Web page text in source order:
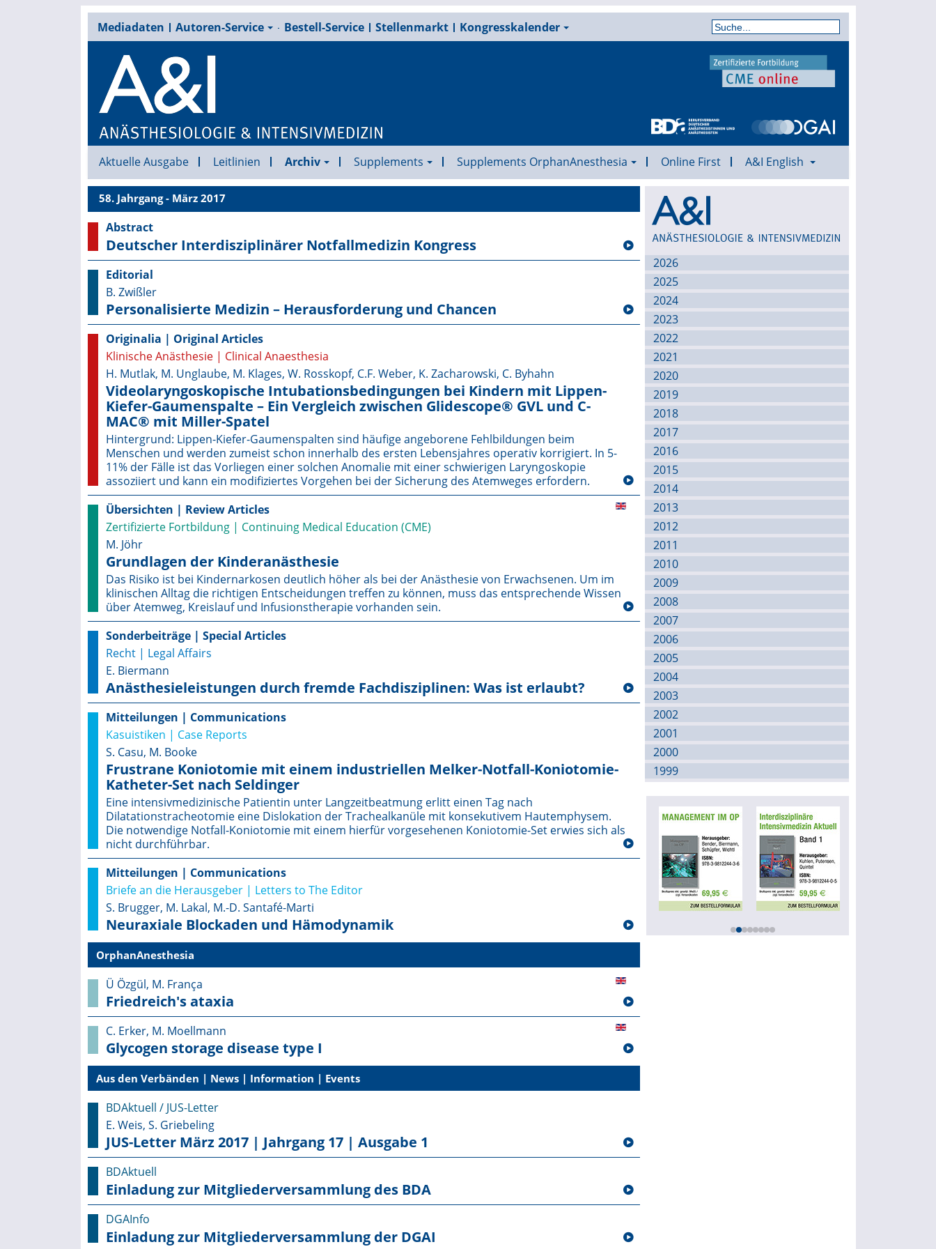
Mediadaten Autoren-Service Bestell-Service Stellenmarkt Kongresskalender
Aktuelle Ausgabe Leitlinien Archiv Supplements Supplements OrphanAnesthesia Online First A&I English
58. Jahrgang - März 2017
Abstract
Deutscher Interdisziplinärer Notfallmedizin Kongress
Editorial
B. Zwißler
Personalisierte Medizin – Herausforderung und Chancen
Originalia | Original Articles
Klinische Anästhesie | Clinical Anaesthesia
H. Mutlak, M. Unglaube, M. Klages, W. Rosskopf, C.F. Weber, K. Zacharowski, C. Byhahn
Videolaryngoskopische Intubationsbedingungen bei Kindern mit Lippen-
Kiefer-Gaumenspalte – Ein Vergleich zwischen Glidescope® GVL und C-
MAC® mit Miller-Spatel
Hintergrund: Lippen-Kiefer-Gaumen­spalten sind häufige angeborene Fehlbildungen beim
Menschen und werden zumeist schon innerhalb des ersten Lebensjahres operativ korrigiert. In 5-
11% der Fälle ist das Vorliegen einer solchen Anomalie mit einer schwierigen Laryngoskopie
assoziiert und kann ein modifiziertes Vorgehen bei der Sicherung des Atemweges erfordern.
Übersichten | Review Articles
Zertifizierte Fortbildung | Continuing Medical Education (CME)
M. Jöhr
Grundlagen der Kinder­anästhesie
Das Risiko ist bei Kindernarkosen deutlich höher als bei der Anästhesie von Erwachsenen. Um im
klinischen Alltag die richtigen Entscheidungen treffen zu können, muss das entsprechende Wissen
über Atemweg, Kreislauf und Infusionstherapie vorhanden sein.
Sonderbeiträge | Special Articles
Recht | Legal Affairs
E. Biermann
Anästhesieleistungen durch fremde Fachdisziplinen: Was ist erlaubt?
Mitteilungen | Communications
Kasuistiken | Case Reports
S. Casu, M. Booke
Frustrane Koniotomie mit einem industriellen Melker-Notfall-Konio­tomie-
Katheter-Set nach Seldinger
Eine intensivmedizinische Patientin unter Langzeitbeatmung erlitt einen Tag nach
Dilatationstracheotomie eine Dislokation der Trachealkanüle mit konsekutivem Hautemphysem.
Die notwendige Notfall-Koniotomie mit einem hierfür vorgesehenen Koniotomie-Set erwies sich als
nicht durchführbar.
Mitteilungen | Communications
Briefe an die Herausgeber | Letters to The Editor
S. Brugger, M. Lakal, M.-D. Santafé-Marti
Neuraxiale Blockaden und Hämodynamik
OrphanAnesthesia
Ü Özgül, M. França
Friedreich's ataxia
C. Erker, M. Moellmann
Glycogen storage disease type I
Aus den Verbänden | News | Information | Events
BDAktuell / JUS-Letter
E. Weis, S. Griebeling
JUS-Letter März 2017 | Jahrgang 17 | Ausgabe 1
BDAktuell
Einladung zur Mitgliederversammlung des BDA
DGAInfo
Einladung zur Mitgliederversammlung der DGAI
Archiv
2026
2025
2024
2023
2022
2021
2020
2019
2018
2017
2016
2015
2014
2013
2012
2011
2010
2009
2008
2007
2006
2005
2004
2003
2002
2001
2000
1999